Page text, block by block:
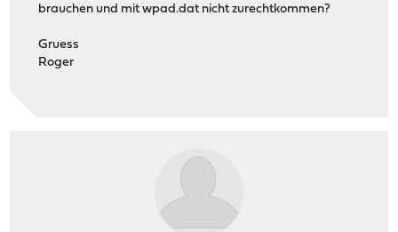
brauchen und mit wpad.dat nicht zurechtkommen?
Gruess
Roger